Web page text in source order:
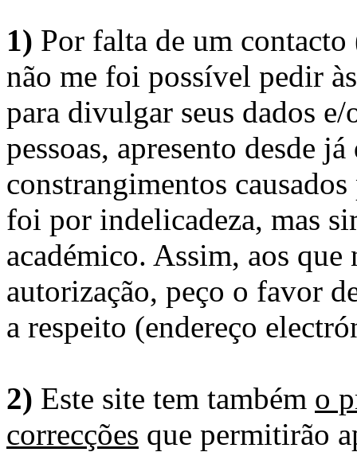
1) Por falta de um
não me foi possível pedir
para divulgar seus dados
pessoas, apresento desde
constrangimentos
foi por indelicadeza, mas
académico. Assim, aos
autorização, peço o favor
a respeito (endereço
2) Este site tem também o
correcções que permitirão